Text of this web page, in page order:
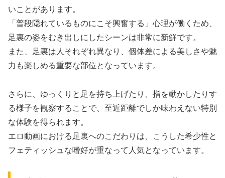
いことがあります。
「普段隠れているものにこそ興奮する」心理が働くため、
足裏の姿をむき出しにしたシーンは非常に新鮮です。
また、足裏は人それぞれ異なり、個体差による美しさや魅
力も楽しめる重要な部位となっています。
さらに、ゆっくりと足を持ち上げたり、指を動かしたりす
る様子を観察することで、至近距離でしか味わえない特別
な体験を得られます。
エロ動画における足裏へのこだわりは、こうした希少性と
フェティッシュな嗜好が重なって人気となっています。